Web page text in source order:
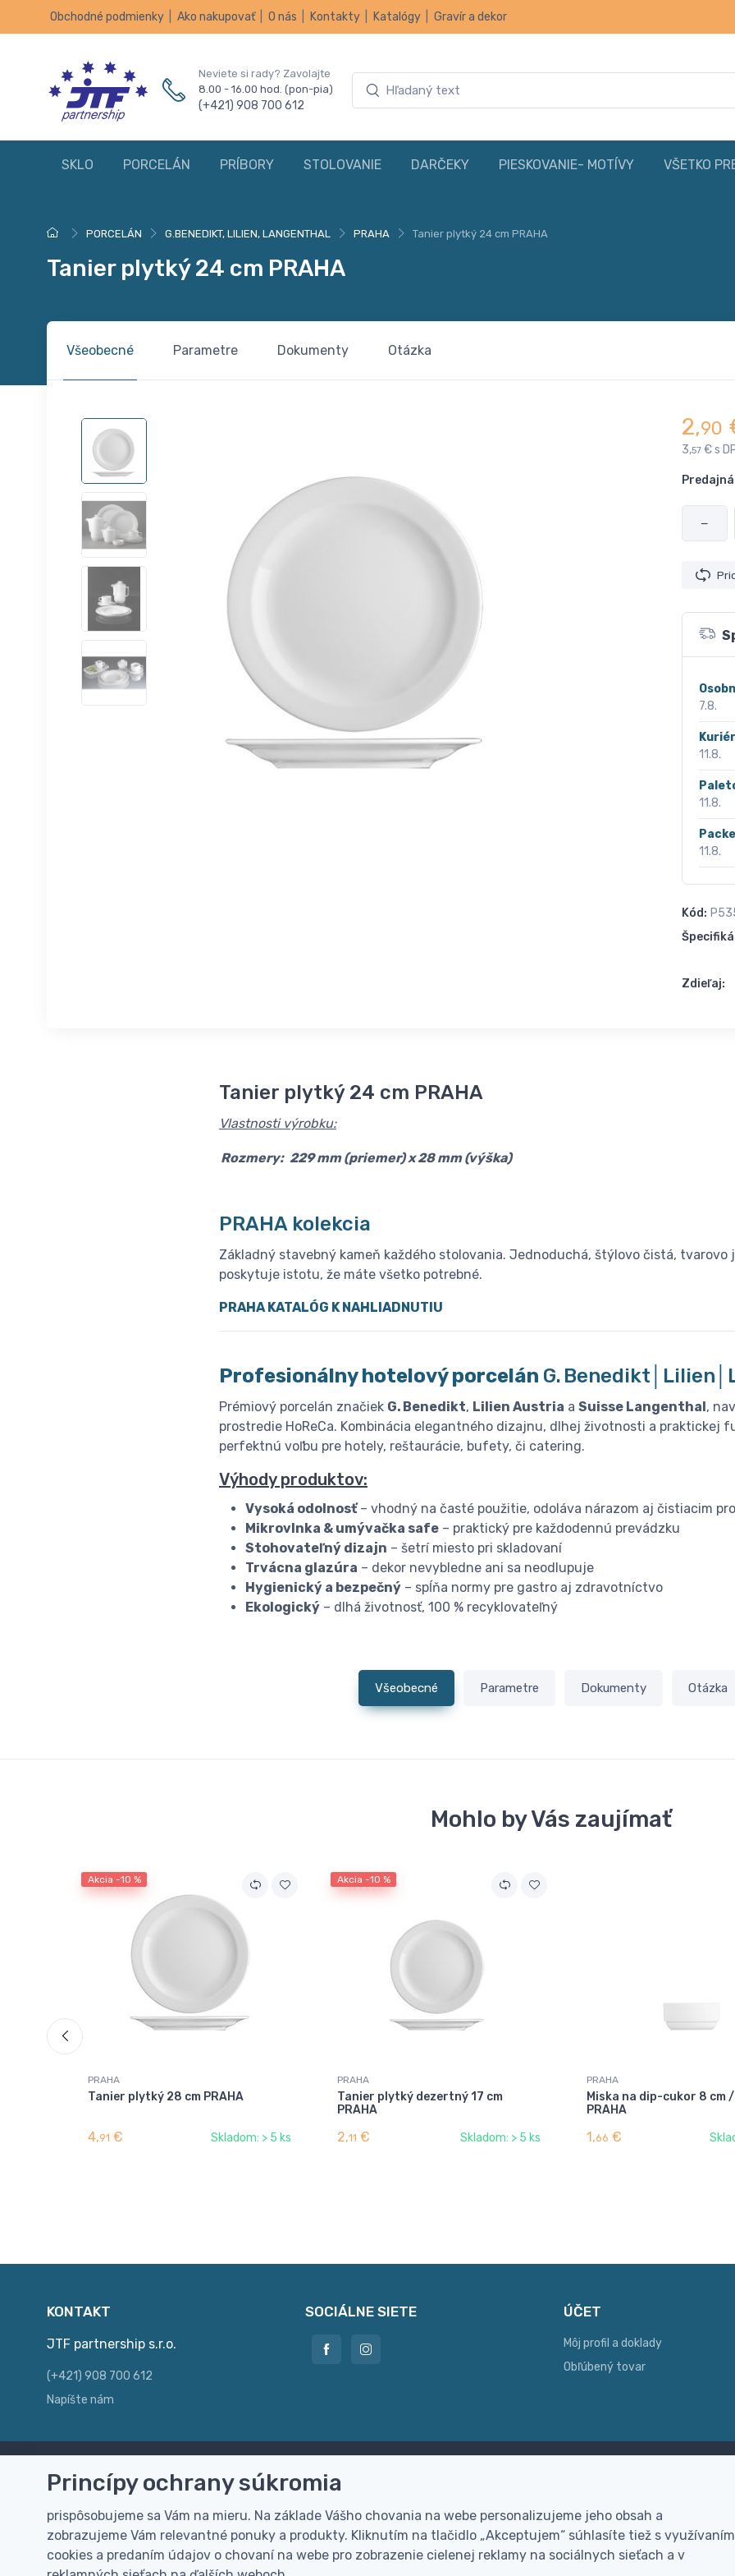
Obchodné podmienky Ako nakupovať O nás Kontakty Katalógy Gravír a dekor
Neviete si rady? Zavolajte
8.00 - 16.00 hod. (pon-pia)
(+421) 908 700 612
SKLO PORCELÁN PRÍBORY STOLOVANIE DARČEKY PIESKOVANIE- MOTÍVY VŠETKO
PORCELÁN G.BENEDIKT, LILIEN, LANGENTHAL PRAHA Tanier plytký 24 cm PRAHA
Tanier plytký 24 cm PRAHA
Všeobecné Parametre Dokumenty Otázka
2,90
3,57 € s
−
7.8.
11.8.
11.8.
11.8.
Kód:
Zdieľaj:
Tanier plytký 24 cm PRAHA
Vlastnosti výrobku:
Rozmery: 229 mm (priemer) x 28 mm (výška)
PRAHA kolekcia
Základný stavebný kameň každého stolovania. Jednoduchá, štýlovo čistá, tvarovo
poskytuje istotu, že máte všetko potrebné.
PRAHA KATALÓG K NAHLIADNUTIU
Profesionálny hotelový porcelán G.
Prémiový porcelán značiek G. Benedikt, Lilien Austria a Suisse Langenthal ,
prostredie HoReCa. Kombinácia elegantného dizajnu, dlhej životnosti a praktickej
perfektnú voľbu pre hotely, reštaurácie, bufety, či catering.
Výhody produktov:
Vysoká odolnosť– vhodný na časté použitie, odoláva nárazom aj čistiacim
Mikrovlnka & umývačka safe – praktický pre každodennú prevádzku
Stohovateľný dizajn – šetrí miesto pri skladovaní
Trvácna glazúra – dekor nevybledne ani sa neodlupuje
Hygienický a bezpečný – spĺňa normy pre gastro aj zdravotníctvo
Ekologický – dlhá životnosť, 100 % recyklovateľný
Všeobecné Parametre Dokumenty Otázka
Mohlo by Vás zaujímať
Akcia -10 %
PRAHA
Tanier plytký 28 cm PRAHA
4,91 € Skladom: > 5 ks
Akcia -10 %
PRAHA
Tanier plytký dezertný 17 cm
PRAHA
2,11 € Skladom: > 5 ks
PRAHA
Miska na dip-cukor 8 cm /
PRAHA
1,66 €
KONTAKT
JTF partnership s.r.o.
(+421) 908 700 612
Napíšte nám
SOCIÁLNE SIETE ÚČET
Môj profil a doklady
Obľúbený tovar
Doprava zdarma
100 EUR (bez DPH)
prevodom alebo na dobierku
Vyrobíme Vám vlastný
darček
Princípy ochrany súkromia
prispôsobujeme sa Vám na mieru. Na základe Vášho chovania na webe personalizujeme jeho obsah a
zobrazujeme Vám relevantné ponuky a produkty. Kliknutím na tlačidlo „Akceptujem“ súhlasíte tiež s využívaním
cookies a predaním údajov o chovaní na webe pro zobrazenie cielenej reklamy na sociálnych sieťach a v